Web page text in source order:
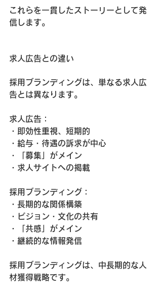
これらを一貫したストーリーとして発
信します。
求人広告との違い
採用ブランディングは、単なる求人広
告とは異なります。
求人広告：
・即効性重視、短期的
・給与・待遇の訴求が中心
・「募集」がメイン
・求人サイトへの掲載
採用ブランディング：
・長期的な関係構築
・ビジョン・文化の共有
・「共感」がメイン
・継続的な情報発信
採用ブランディングは、中長期的な人
材獲得戦略です。